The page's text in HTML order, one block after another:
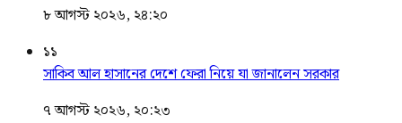
৮ আগস্ট ২০২৬, ২৪:২০
১১
সাকিব আল হাসানের দেশে ফেরা নিয়ে যা জানালেন সরকার
৭ আগস্ট ২০২৬, ২০:২৩